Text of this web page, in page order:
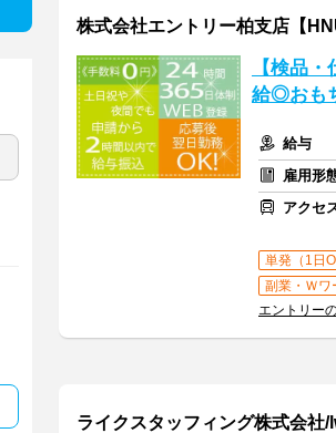
株式会社エントリー柏支店【
【検品
給◎おも
給与
雇用形
アクセ
単発（1日
副業・Ｗワ
エントリー
ライクスタッフィング株式会社/